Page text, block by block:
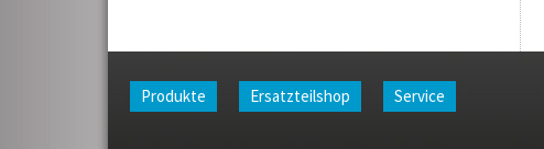
Produkte Ersatzteilshop Service